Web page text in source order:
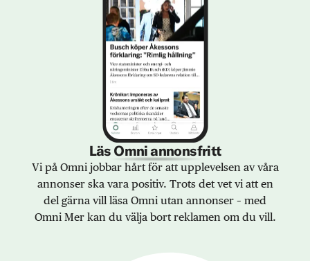
Läs Omni annonsfritt
Vi på Omni jobbar hårt för att upplevelsen av våra
annonser ska vara positiv. Trots det vet vi att en
del gärna vill läsa Omni utan annonser – med
Omni Mer kan du välja bort reklamen om du vill.